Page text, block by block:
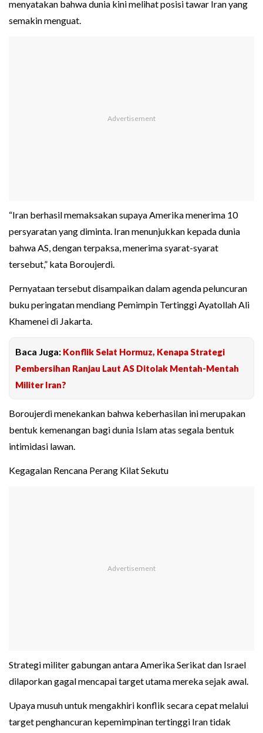
menyatakan bahwa dunia kini melihat posisi tawar Iran yang
semakin menguat.
“Iran berhasil memaksakan supaya Amerika menerima 10
persyaratan yang diminta. Iran menunjukkan kepada dunia
bahwa AS, dengan terpaksa, menerima syarat-syarat
tersebut,” kata Boroujerdi.
Pernyataan tersebut disampaikan dalam agenda peluncuran
buku peringatan mendiang Pemimpin Tertinggi Ayatollah Ali
Khamenei di Jakarta.
Baca Juga: Konflik Selat Hormuz, Kenapa Strategi
Pembersihan Ranjau Laut AS Ditolak Mentah-Mentah
Militer Iran?
Boroujerdi menekankan bahwa keberhasilan ini merupakan
bentuk kemenangan bagi dunia Islam atas segala bentuk
intimidasi lawan.
Kegagalan Rencana Perang Kilat Sekutu
Strategi militer gabungan antara Amerika Serikat dan Israel
dilaporkan gagal mencapai target utama mereka sejak awal.
Upaya musuh untuk mengakhiri konflik secara cepat melalui
target penghancuran kepemimpinan tertinggi Iran tidak